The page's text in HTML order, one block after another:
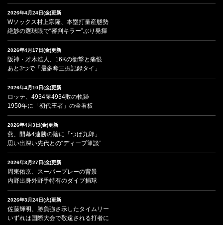
2026年4月24日(金)更新
Wソックス村上宗隆、本塁打量産態勢
絶妙の選球眼で“審判キラー”ぶり発揮
2026年4月17日(金)更新
阪神・才木浩人、16Kの衝撃と痛恨
あと3つで「最多奪三振記録タイ」
2026年4月10日(金)更新
ロッテ、4934勝4934敗の軌跡
1950年に「初代王者」の金看板
2026年4月3日(金)更新
燕、開幕4連勝の陰に「つば九郎」
思い出深い先代との“ディープ筆談”
2026年3月27日(金)更新
周東佑京、スーパープレーの背景
内野出身外野手特有のダイブ捕球
2026年3月24日(火)更新
佐藤輝明、勝負強さ示したタイムリー
いずれは国際大会で敬遠される打者に